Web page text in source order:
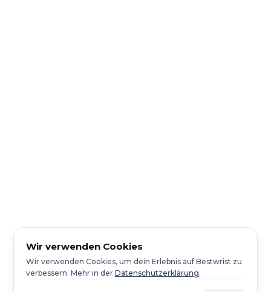
Wir verwenden Cookies
Wir verwenden Cookies, um dein Erlebnis auf Bestwrist zu
verbessern. Mehr in der Datenschutzerklärung.